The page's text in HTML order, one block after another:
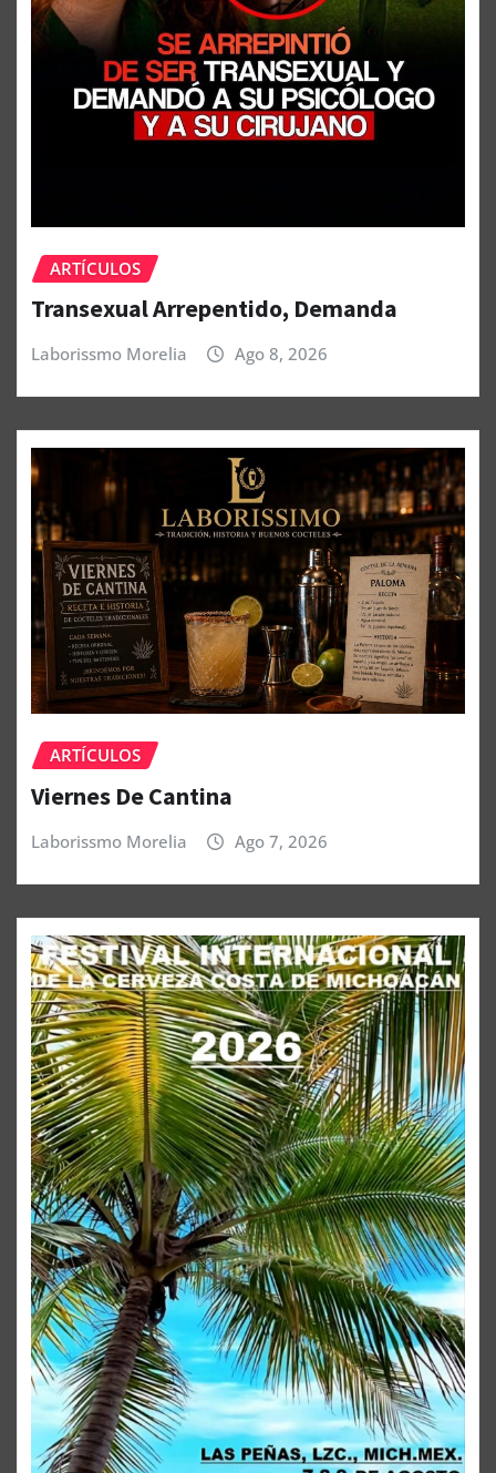
ARTÍCULOS
Transexual Arrepentido, Demanda
Laborissmo Morelia Ago 8, 2026
ARTÍCULOS
Viernes De Cantina
Laborissmo Morelia Ago 7, 2026